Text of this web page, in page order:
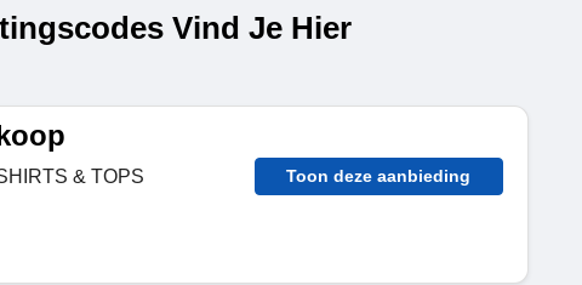
Vind Je Hier
& TOPS Toon deze aanbieding